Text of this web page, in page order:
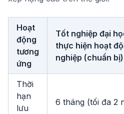
Hoạt
động
tương
ứng
Tốt nghiệp đại
thực hiện hoạt
nghiệp (chuẩn
Thời
hạn
lưu
6 tháng (tối đa 2